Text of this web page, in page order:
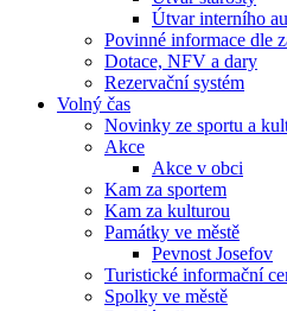
Útvar interního
Povinné informace dle
Dotace, NFV a dary
Rezervační systém
Volný čas
Novinky ze sportu a
Akce
Akce v obci
Kam za sportem
Kam za kulturou
Památky ve městě
Pevnost Josefov
Turistické informační
Spolky ve městě